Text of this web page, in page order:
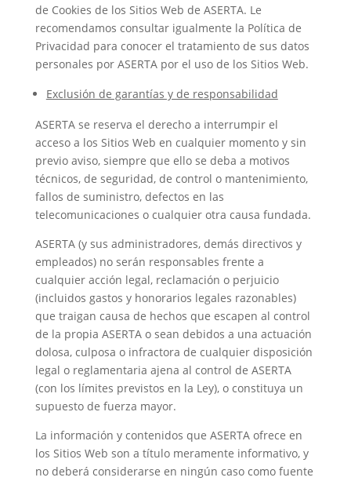
de Cookies de los Sitios Web de ASERTA. Le
recomendamos consultar igualmente la Política de
Privacidad para conocer el tratamiento de sus datos
personales por ASERTA por el uso de los Sitios Web.
Exclusión de garantías y de responsabilidad
ASERTA se reserva el derecho a interrumpir el
acceso a los Sitios Web en cualquier momento y sin
previo aviso, siempre que ello se deba a motivos
técnicos, de seguridad, de control o mantenimiento,
fallos de suministro, defectos en las
telecomunicaciones o cualquier otra causa fundada.
ASERTA (y sus administradores, demás directivos y
empleados) no serán responsables frente a
cualquier acción legal, reclamación o perjuicio
(incluidos gastos y honorarios legales razonables)
que traigan causa de hechos que escapen al control
de la propia ASERTA o sean debidos a una actuación
dolosa, culposa o infractora de cualquier disposición
legal o reglamentaria ajena al control de ASERTA
(con los límites previstos en la Ley), o constituya un
supuesto de fuerza mayor.
La información y contenidos que ASERTA ofrece en
los Sitios Web son a título meramente informativo, y
no deberá considerarse en ningún caso como fuente